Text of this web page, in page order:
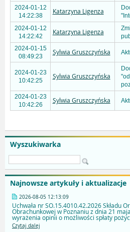
Wyszukiwarka
Najnowsze artykuły i aktualizacje
2026-08-05 12:13:09
Uchwała nr SO.15.4010.42.2026 Składu
Obrachunkowej w Poznaniu z dnia 21
wyrażenia opinii o możliwości spłaty
Czytaj dalej
2024-01-12
14:22:38
Katarzyna Ligenza
2024-01-12
14:22:42
Katarzyna Ligenza
2024-01-15
08:49:23
Sylwia Gruszczyńska
2024-01-23
10:42:25
Sylwia Gruszczyńska
2024-01-23
10:42:26
Sylwia Gruszczyńska